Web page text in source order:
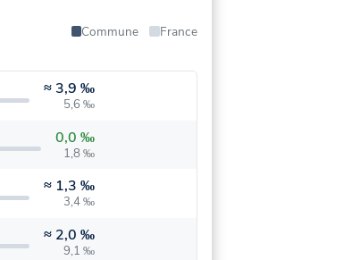
Commune
France
≈ 3,9 ‰
5,6 ‰
0,0 ‰
1,8 ‰
≈ 1,3 ‰
3,4 ‰
≈ 2,0 ‰
9,1 ‰